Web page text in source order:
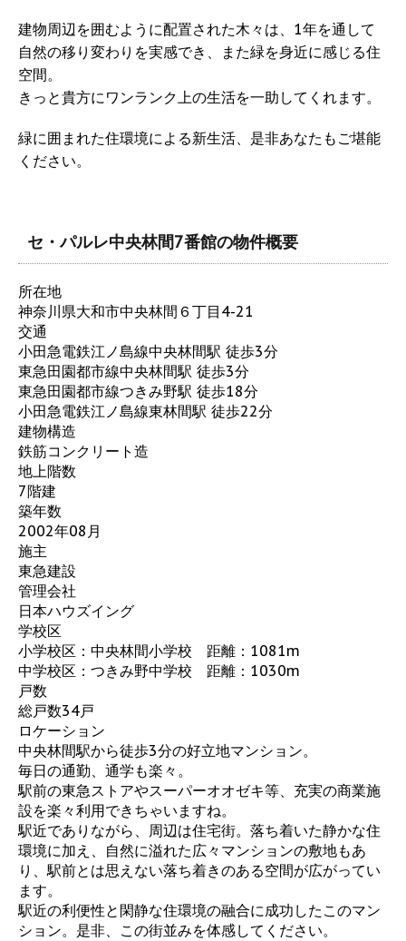
建物周辺を囲むように配置された木々は、1年を通して
自然の移り変わりを実感でき、また緑を身近に感じる住
空間。
きっと貴方にワンランク上の生活を一助してくれます。
緑に囲まれた住環境による新生活、是非あなたもご堪能
ください。
セ・パルレ中央林間7番館の物件概要
所在地
神奈川県大和市中央林間６丁目4-21
交通
小田急電鉄江ノ島線中央林間駅 徒歩3分
東急田園都市線中央林間駅 徒歩3分
東急田園都市線つきみ野駅 徒歩18分
小田急電鉄江ノ島線東林間駅 徒歩22分
建物構造
鉄筋コンクリート造
地上階数
7階建
築年数
2002年08月
施主
東急建設
管理会社
日本ハウズイング
学校区
小学校区：中央林間小学校 距離：1081m
中学校区：つきみ野中学校 距離：1030m
戸数
総戸数34戸
ロケーション
中央林間駅から徒歩3分の好立地マンション。
毎日の通勤、通学も楽々。
駅前の東急ストアやスーパーオオゼキ等、充実の商業施
設を楽々利用できちゃいますね。
駅近でありながら、周辺は住宅街。落ち着いた静かな住
環境に加え、自然に溢れた広々マンションの敷地もあ
り、駅前とは思えない落ち着きのある空間が広がってい
ます。
駅近の利便性と閑静な住環境の融合に成功したこのマン
ション。是非、この街並みを体感してください。